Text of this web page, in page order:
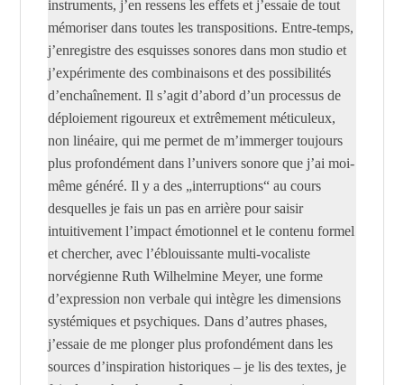
instruments, j’en ressens les effets et j’essaie de tout
mémoriser dans toutes les transpositions. Entre-temps,
j’enregistre des esquisses sonores dans mon studio et
j’expérimente des combinaisons et des possibilités
d’enchaînement. Il s’agit d’abord d’un processus de
déploiement rigoureux et extrêmement méticuleux,
non linéaire, qui me permet de m’immerger toujours
plus profondément dans l’univers sonore que j’ai moi-
même généré. Il y a des „interruptions“ au cours
desquelles je fais un pas en arrière pour saisir
intuitivement l’impact émotionnel et le contenu formel
et chercher, avec l’éblouissante multi-vocaliste
norvégienne Ruth Wilhelmine Meyer, une forme
d’expression non verbale qui intègre les dimensions
systémiques et psychiques. Dans d’autres phases,
j’essaie de me plonger plus profondément dans les
sources d’inspiration historiques – je lis des textes, je